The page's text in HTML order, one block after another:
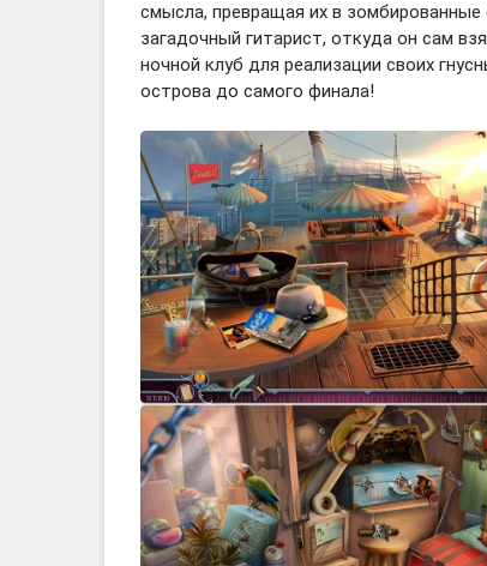
смысла, превращая их в
загадочный гитарист, откуда он сам
ночной клуб для реализации своих
острова до самого финала!